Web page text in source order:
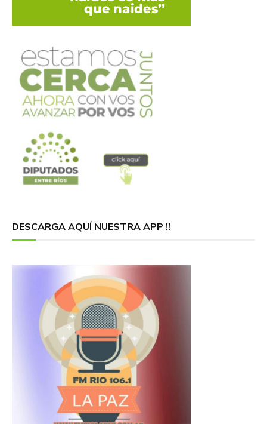
DESCARGA AQUÍ NUESTRA APP !!